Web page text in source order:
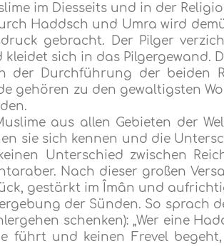
im Diesseits und in der
Haddsch und Umra wird
gebracht. Der Pilger
kleidet sich in das Pilgergewand.
der Durchführung der beiden
gehören zu den gewaltigsten
aus allen Gebieten der
sie sich kennen und die
Unterschied zwischen
Nach dieser großen
gestärkt im Îmân und
der Sünden. So sprach
schenken): „Wer eine
führt und keinen Frevel